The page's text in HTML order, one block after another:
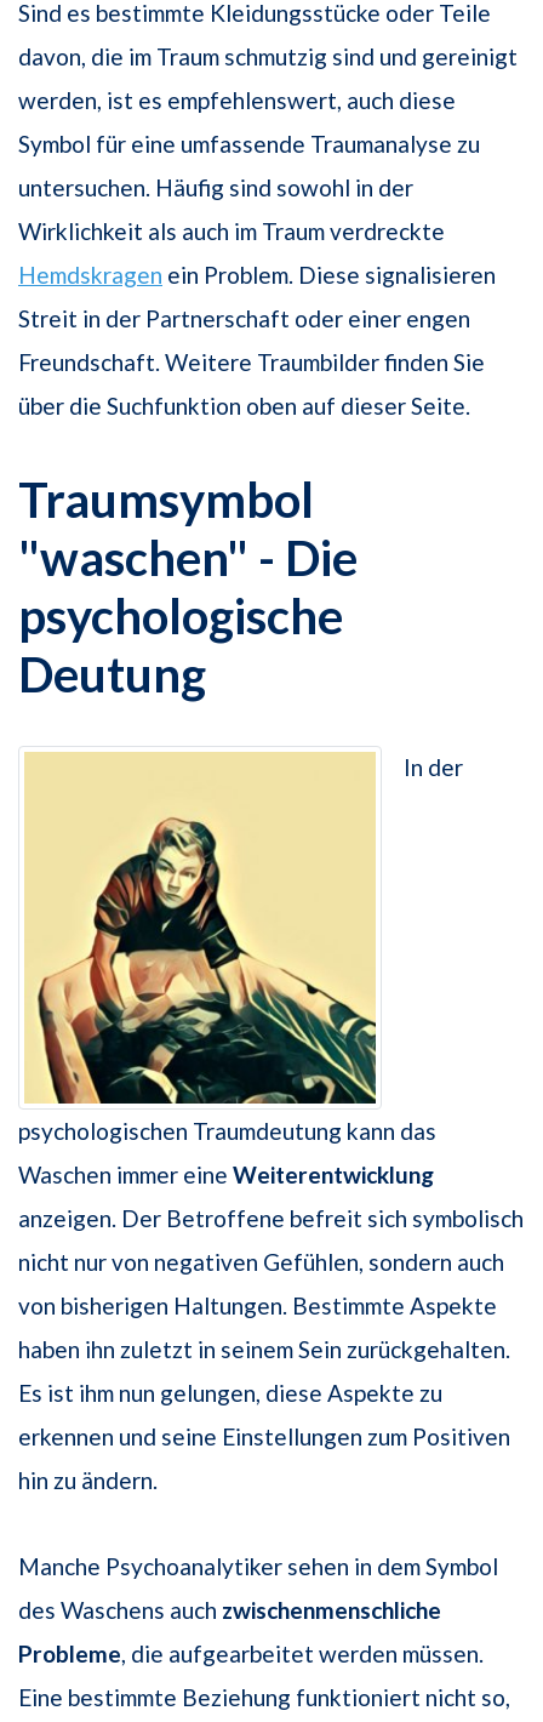
Sind es bestimmte Kleidungsstücke oder Teile
davon, die im Traum schmutzig sind und gereinigt
werden, ist es empfehlenswert, auch diese
Symbol für eine umfassende Traumanalyse zu
untersuchen. Häufig sind sowohl in der
Wirklichkeit als auch im Traum verdreckte
Hemdskragen ein Problem. Diese signalisieren
Streit in der Partnerschaft oder einer engen
Freundschaft. Weitere Traumbilder finden Sie
über die Suchfunktion oben auf dieser Seite.
Traumsymbol
"waschen" - Die
psychologische
Deutung
In der
psychologischen Traumdeutung kann das
Waschen immer eine Weiterentwicklung
anzeigen. Der Betroffene befreit sich symbolisch
nicht nur von negativen Gefühlen, sondern auch
von bisherigen Haltungen. Bestimmte Aspekte
haben ihn zuletzt in seinem Sein zurückgehalten.
Es ist ihm nun gelungen, diese Aspekte zu
erkennen und seine Einstellungen zum Positiven
hin zu ändern.
Manche Psychoanalytiker sehen in dem Symbol
des Waschens auch zwischenmenschliche
Probleme, die aufgearbeitet werden müssen.
Eine bestimmte Beziehung funktioniert nicht so,